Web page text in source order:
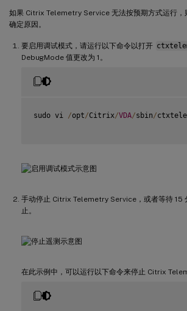
如果 Citrix Telemetry Service 无法按预期方式运行，
确定原因。
要启用调试模式，请运行以下命令以打开
DebugMode 值更改为 1。
sudo vi /opt/Citrix/VDA/sbin/
手动停止 Citrix Telemetry Service，或者等待 15
止。
在此示例中，可以运行以下命令来停止 Citrix